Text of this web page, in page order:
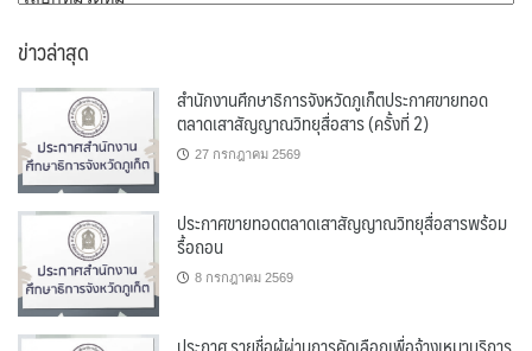
ข่าวล่าสุด
สำนักงานศึกษาธิการจังหวัดภูเก็ตประกาศขายทอด
ตลาดเสาสัญญาณวิทยุสื่อสาร (ครั้งที่ 2)
27 กรกฎาคม 2569
ประกาศขายทอดตลาดเสาสัญญาณวิทยุสื่อสารพร้อม
รื้อถอน
8 กรกฎาคม 2569